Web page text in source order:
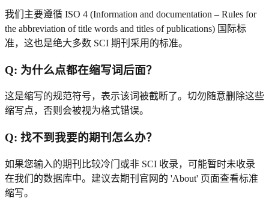
我们主要遵循 ISO 4 (Information and documentation – Rules for
the abbreviation of title words and titles of publications) 国际标
准，这也是绝大多数 SCI 期刊采用的标准。
Q: 为什么点都在缩写词后面？
这是缩写的规范符号，表示该词被截断了。切勿随意删除这些
缩写点，否则会被视为格式错误。
Q: 找不到我要的期刊怎么办？
如果您输入的期刊比较冷门或非 SCI 收录，可能暂时未收录
在我们的数据库中。建议去期刊官网的 'About' 页面查看标准
缩写。